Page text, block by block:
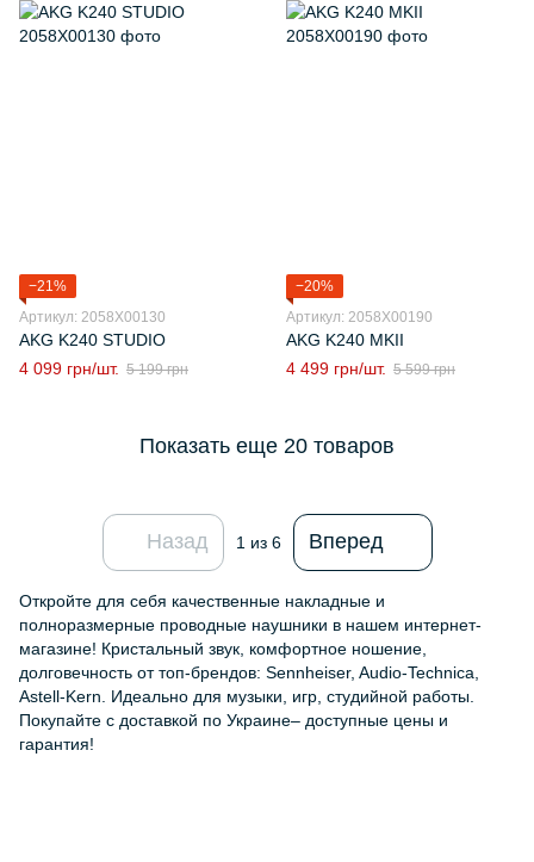
−21%
Артикул: 2058X00130
AKG K240 STUDIO
4 099 грн/шт. 5 199 грн
−20%
Артикул: 2058X00190
AKG K240 MKII
4 499 грн/шт. 5 599 грн
Показать еще 20 товаров
Назад 1 из 6 Вперед
Откройте для себя качественные накладные и
полноразмерные проводные наушники в нашем интернет-
магазине! Кристальный звук, комфортное ношение,
долговечность от топ-брендов: Sennheiser, Audio-Technica,
Astell-Kern. Идеально для музыки, игр, студийной работы.
Покупайте с доставкой по Украине– доступные цены и
гарантия!